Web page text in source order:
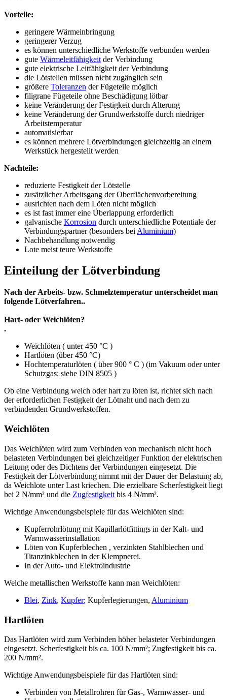
Vorteile:
geringere Wärmeinbringung
geringerer Verzug
es können unterschiedliche Werkstoffe verbunden werden
gute Wärmeleitfähigkeit der Verbindung
gute elektrische Leitfähigkeit der Verbindung
die Lötstellen müssen nicht zugänglich sein
größere Toleranzen der Fügeteile möglich
filigrane Fügeteile ohne Beschädigung lötbar
keine Veränderung der Festigkeit durch Alterung
keine Veränderung der Grundwerkstoffe durch niedriger
Arbeitstemperatur
automatisierbar
es können mehrere Lötverbindungen gleichzeitig an einem
Werkstück hergestellt werden
Nachteile:
reduzierte Festigkeit der Lötstelle
zusätzlicher Arbeitsgang der Oberflächenvorbereitung
ausrichten nach dem Löten nicht möglich
es ist fast immer eine Überlappung erforderlich
galvanische Korrosion durch unterschiedliche Potentiale der
Verbindungspartner (besonders bei Aluminium)
Nachbehandlung notwendig
Lote meist teure Werkstoffe
Einteilung der Lötverbindung
Nach der Arbeits- bzw. Schmelztemperatur unterscheidet man
folgende Lötverfahren..
Hart- oder Weichlöten?
.
Weichlöten ( unter 450 °C )
Hartlöten (über 450 °C)
Hochtemperaturlöten ( über 900 ° C ) (im Vakuum oder unter
Schutzgas; siehe DIN 8505 )
Ob eine Verbindung weich oder hart zu löten ist, richtet sich nach
der erforderlichen Festigkeit der Lötnaht und nach dem zu
verbindenden Grundwerkstoffen.
Weichlöten
Das Weichlöten wird zum Verbinden von mechanisch nicht hoch
belasteten Verbindungen bei gleichzeitiger Funktion der elektrischen
Leitung oder des Dichtens der Verbindungen eingesetzt. Die
Festigkeit der Lötverbindung nimmt mit der Dauer der Belastung ab,
da Weichlote unter Last kriechen. Die erzielbare Scherfestigkeit liegt
bei 2 N/mm² und die Zugfestigkeit bis 4 N/mm².
Wichtige Anwendungsbeispiele für das Weichlöten sind:
Kupferrohrlötung mit Kapillarlötfittings in der Kalt- und
Warmwasserinstallation
Löten von Kupferblechen , verzinkten Stahlblechen und
Titanzinkblechen in der Klempnerei.
In der Auto- und Elektroindustrie
Welche metallischen Werkstoffe kann man Weichlöten:
Blei, Zink, Kupfer; Kupferlegierungen, Aluminium
Hartlöten
Das Hartlöten wird zum Verbinden höher belasteter Verbindungen
eingesetzt. Scherfestigkeit bis ca. 100 N/mm²; Zugfestigkeit bis ca.
200 N/mm².
Wichtige Anwendungsbeispiele für das Hartlöten sind:
Verbinden von Metallrohren für Gas-, Warmwasser- und